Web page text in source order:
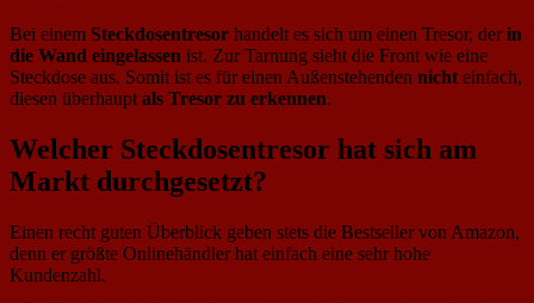
Bei einem Steckdosentresor handelt es sich um einen Tresor, der in
die Wand eingelassen ist. Zur Tarnung sieht die Front wie eine
Steckdose aus. Somit ist es für einen Außenstehenden nicht einfach,
diesen überhaupt als Tresor zu erkennen.
Welcher Steckdosentresor hat sich am
Markt durchgesetzt?
Einen recht guten Überblick geben stets die Bestseller von Amazon,
denn er größte Onlinehändler hat einfach eine sehr hohe
Kundenzahl.